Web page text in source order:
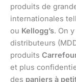
produits de
internationales
ou Kellogg’s. On
distributeurs
produits
et plus
des paniers à